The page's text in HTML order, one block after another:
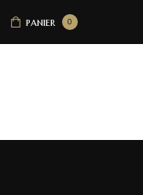
0
panier